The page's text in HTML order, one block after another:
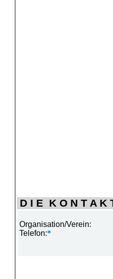
D I E K O N T A
Organisation/Verein:
Telefon:*